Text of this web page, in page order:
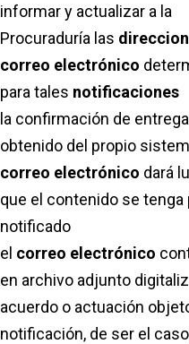
informar y actualizar a la
Procuraduría las
correo electrónico
para tales notificaciones
la confirmación de entrega
obtenido del propio
correo electrónico dará
que el contenido se tenga
notificado
el correo electrónico
en archivo adjunto
acuerdo o actuación
notificación, de ser el